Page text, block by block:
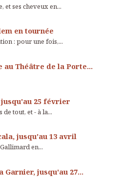
et ses cheveux en...
en tournée
: pour une fois,...
au Théâtre de la Porte...
25 février
de tout, et - à la...
jusqu'au 13 avril
en...
Garnier, jusqu'au 27...